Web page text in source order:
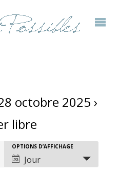
octobre 2025 ›
libre
Navigation
OPTIONS D’AFFICHAGE
Jour